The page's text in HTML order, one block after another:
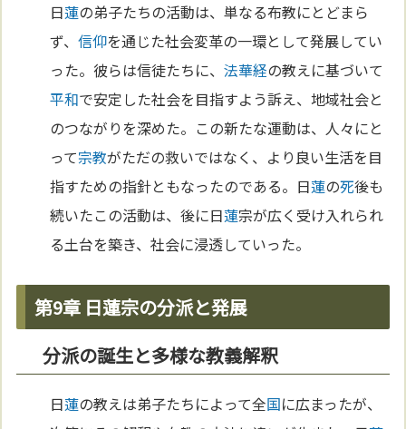
日蓮の弟子たちの活動は、単なる布教にとどまら
ず、信仰を通じた社会変革の一環として発展してい
った。彼らは信徒たちに、法華経の教えに基づいて
平和で安定した社会を目指すよう訴え、地域社会と
のつながりを深めた。この新たな運動は、人々にと
って宗教がただの救いではなく、より良い生活を目
指すための指針ともなったのである。日蓮の死後も
続いたこの活動は、後に日蓮宗が広く受け入れられ
る土台を築き、社会に浸透していった。
第9章 日蓮宗の分派と発展
分派の誕生と多様な教義解釈
日蓮の教えは弟子たちによって全国に広まったが、